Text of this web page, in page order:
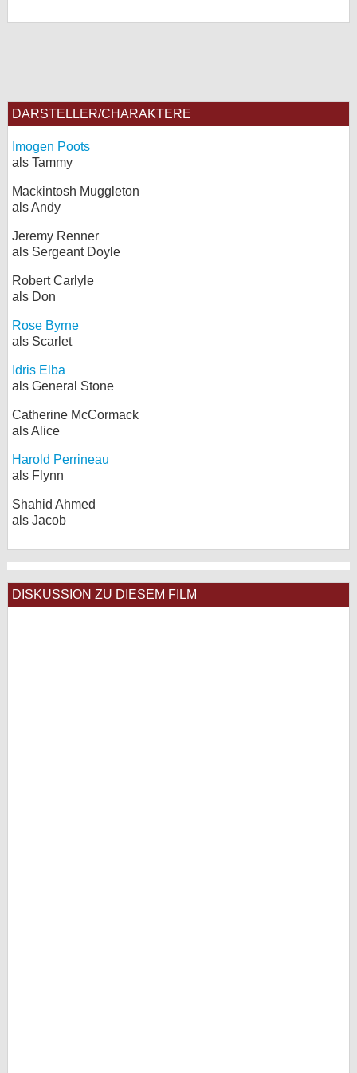
DARSTELLER/CHARAKTERE
Imogen Poots
als Tammy
Mackintosh Muggleton
als Andy
Jeremy Renner
als Sergeant Doyle
Robert Carlyle
als Don
Rose Byrne
als Scarlet
Idris Elba
als General Stone
Catherine McCormack
als Alice
Harold Perrineau
als Flynn
Shahid Ahmed
als Jacob
DISKUSSION ZU DIESEM FILM